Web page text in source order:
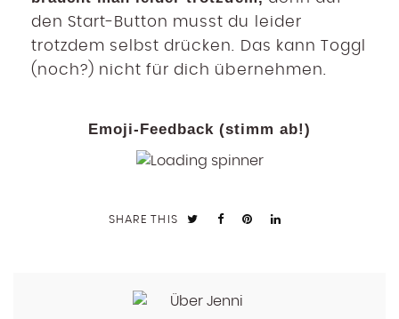
den Start-Button musst du leider
trotzdem selbst drücken. Das kann Toggl
(noch?) nicht für dich übernehmen.
Emoji-Feedback (stimm ab!)
SHARE THIS